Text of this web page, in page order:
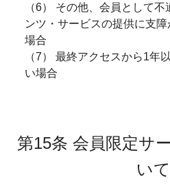
（6） その他、会員として
ンツ・サービスの提供に支
場合
（7） 最終アクセスから1年
い場合
第15条 会員限定サ
いて